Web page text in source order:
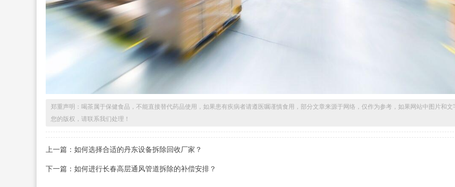
郑重声明：喝茶属于保健食品，不能直接替代药品使用，如果患有疾病者请遵医嘱谨慎食用，部分文章来源于网络，仅作为参考，如果网站中图片和文
您的版权，请联系我们处理！
上一篇：如何选择合适的丹东设备拆除回收厂家？
下一篇：如何进行长春高层通风管道拆除的补偿安排？